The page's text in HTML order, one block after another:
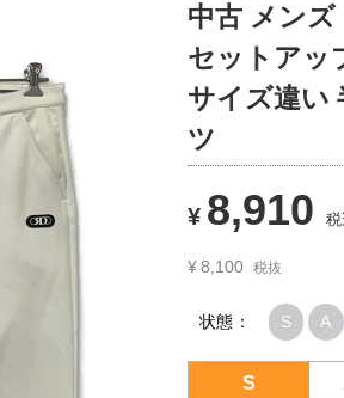
中古 メン
セットアッ
サイズ違い
ツ
¥ 8,910 税
¥ 8,100 税抜
状態： S A
S